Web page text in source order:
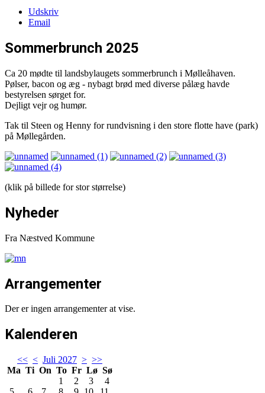
Udskriv
Email
Sommerbrunch 2025
Ca 20 mødte til landsbylaugets sommerbrunch i Mølleåhaven.
Pølser, bacon og æg - nybagt brød med diverse pålæg havde
bestyrelsen sørget for.
Dejligt vejr og humør.
Tak til Steen og Henny for rundvisning i den store flotte have (park)
på Møllegården.
(klik på billede for stor størrelse)
Nyheder
Fra Næstved Kommune
Arrangementer
Der er ingen arrangementer at vise.
Kalenderen
<< < Juli 2027 > >>
Ma Ti On To Fr Lø Sø
1
2 3
4